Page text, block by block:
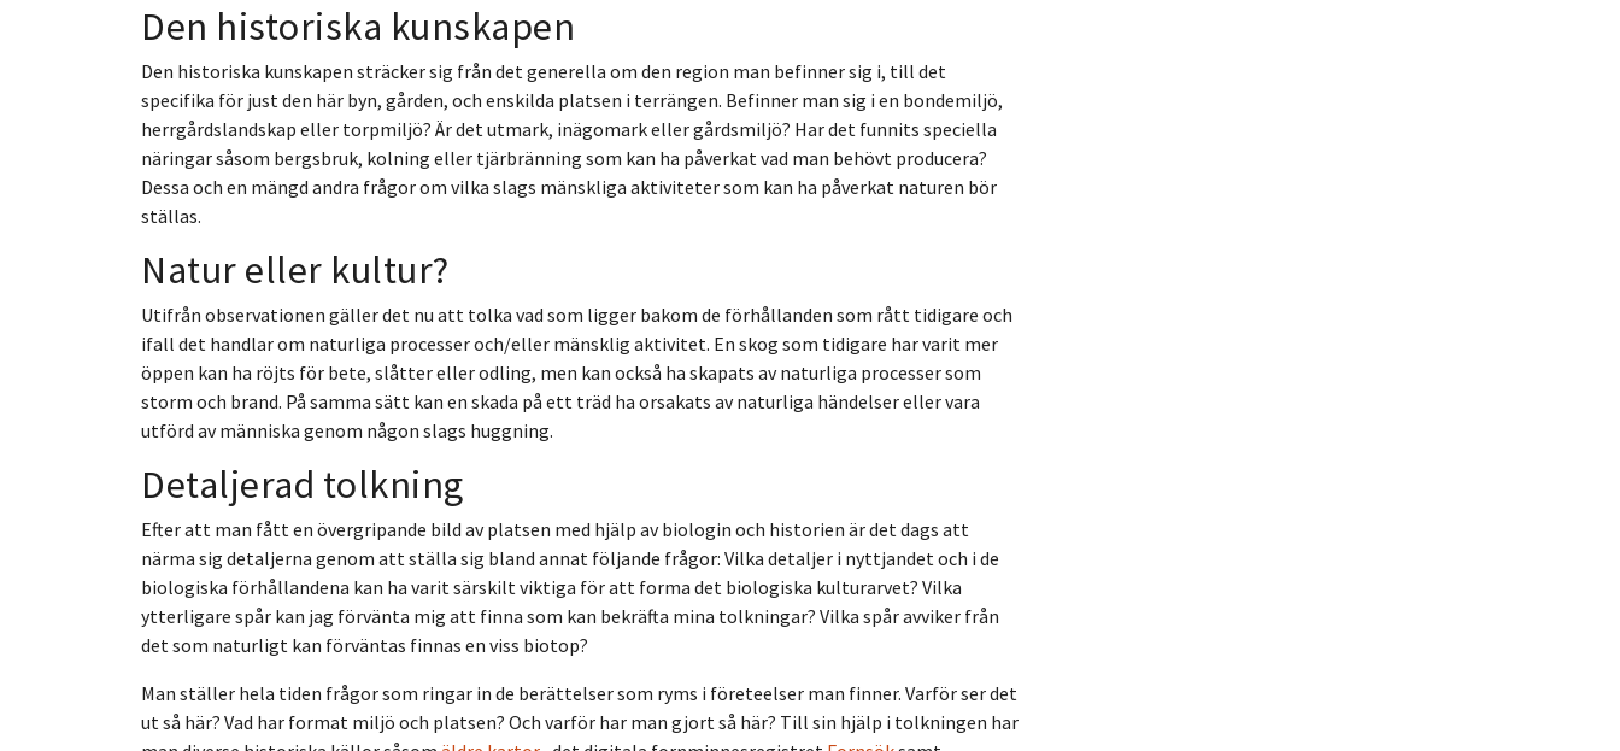
Den historiska kunskapen
Den historiska kunskapen sträcker sig från det generella om den region man befinner sig i, till det
specifika för just den här byn, gården, och enskilda platsen i terrängen. Befinner man sig i en bondemiljö,
herrgårdslandskap eller torpmiljö? Är det utmark, inägomark eller gårdsmiljö? Har det funnits speciella
näringar såsom bergsbruk, kolning eller tjärbränning som kan ha påverkat vad man behövt producera?
Dessa och en mängd andra frågor om vilka slags mänskliga aktiviteter som kan ha påverkat naturen bör
ställas.
Natur eller kultur?
Utifrån observationen gäller det nu att tolka vad som ligger bakom de förhållanden som rått tidigare och
ifall det handlar om naturliga processer och/eller mänsklig aktivitet. En skog som tidigare har varit mer
öppen kan ha röjts för bete, slåtter eller odling, men kan också ha skapats av naturliga processer som
storm och brand. På samma sätt kan en skada på ett träd ha orsakats av naturliga händelser eller vara
utförd av människa genom någon slags huggning.
Detaljerad tolkning
Efter att man fått en övergripande bild av platsen med hjälp av biologin och historien är det dags att
närma sig detaljerna genom att ställa sig bland annat följande frågor: Vilka detaljer i nyttjandet och i de
biologiska förhållandena kan ha varit särskilt viktiga för att forma det biologiska kulturarvet? Vilka
ytterligare spår kan jag förvänta mig att finna som kan bekräfta mina tolkningar? Vilka spår avviker från
det som naturligt kan förväntas finnas en viss biotop?
Man ställer hela tiden frågor som ringar in de berättelser som ryms i företeelser man finner. Varför ser det
ut så här? Vad har format miljö och platsen? Och varför har man gjort så här? Till sin hjälp i tolkningen har